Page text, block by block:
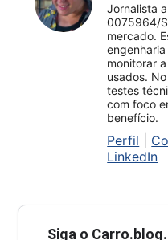
Jornalista
0075964/
mercado.
monitorar
usados.
testes
com foco
benefício.
Perfil
LinkedIn
Siga o